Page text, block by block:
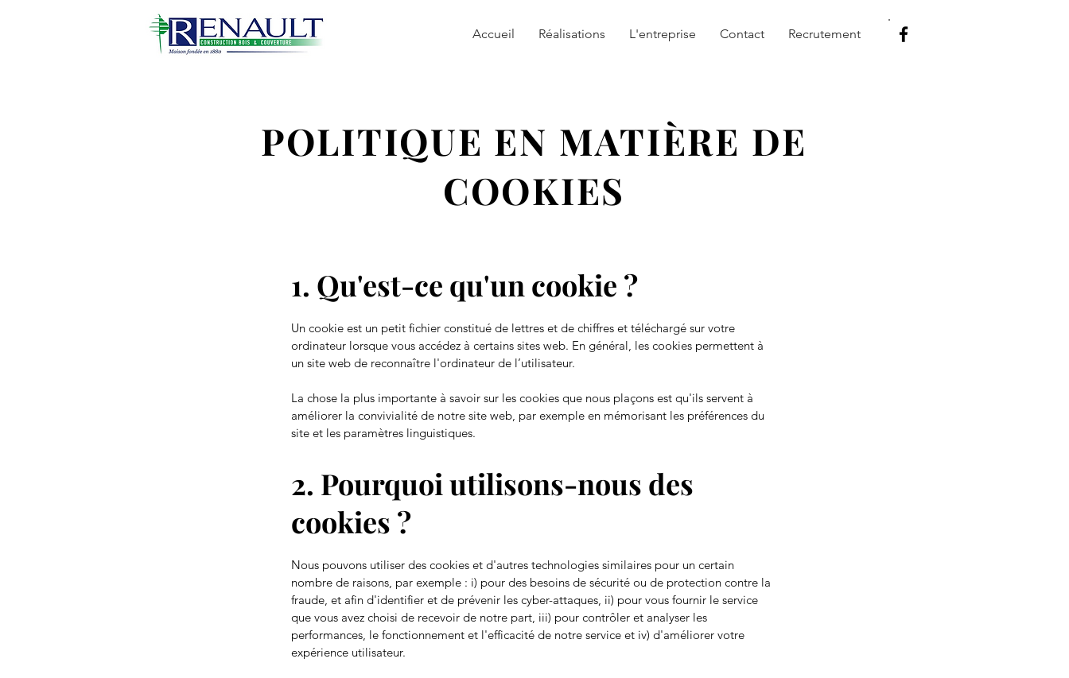
Accueil Réalisations L'entreprise Contact Recrutement
POLITIQUE EN MATIÈRE DE
COOKIES
1. Qu'est-ce qu'un cookie ?
Un cookie est un petit fichier constitué de lettres et de chiffres et téléchargé sur votre
ordinateur lorsque vous accédez à certains sites web. En général, les cookies permettent à
un site web de reconnaître l'ordinateur de l’utilisateur.
La chose la plus importante à savoir sur les cookies que nous plaçons est qu'ils servent à
améliorer la convivialité de notre site web, par exemple en mémorisant les préférences du
site et les paramètres linguistiques.
2. Pourquoi utilisons-nous des
cookies ?
Nous pouvons utiliser des cookies et d'autres technologies similaires pour un certain
nombre de raisons, par exemple : i) pour des besoins de sécurité ou de protection contre la
fraude, et afin d'identifier et de prévenir les cyber-attaques, ii) pour vous fournir le service
que vous avez choisi de recevoir de notre part, iii) pour contrôler et analyser les
performances, le fonctionnement et l'efficacité de notre service et iv) d'améliorer votre
expérience utilisateur.